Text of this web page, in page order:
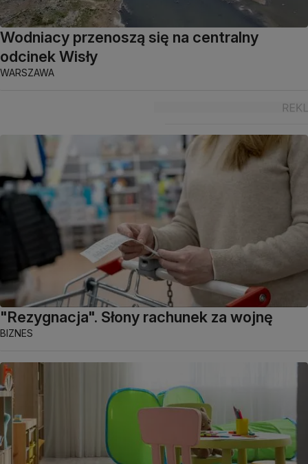
Wodniacy przenoszą się na centralny
odcinek Wisły
WARSZAWA
"Rezygnacja". Słony rachunek za wojnę
BIZNES